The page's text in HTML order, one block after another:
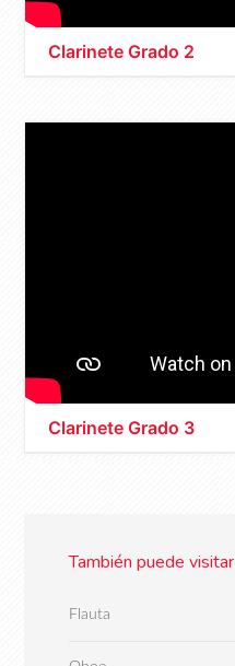
Clarinete Grado 2
Clarinete Grado 3
También puede visitar
Flauta